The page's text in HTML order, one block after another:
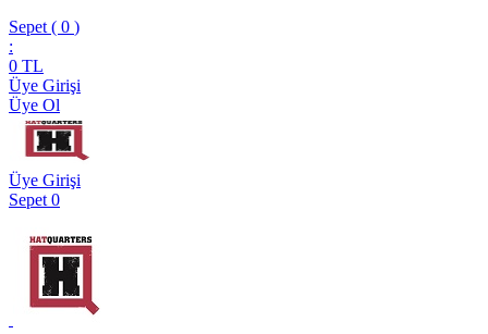
Sepet ( 0 )
:
0 TL
Üye Girişi
Üye Ol
Üye Girişi
Sepet 0